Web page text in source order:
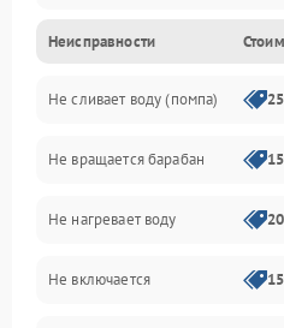
Электропитание
Водоснабжение
Слив
Программное обеспечение
Неисправности
Не сливает воду (помпа)
Не вращается барабан
Не нагревает воду
Не включается